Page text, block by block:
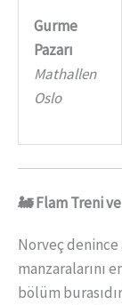
Gurme
Pazarı
Mathallen
Oslo
🚂 Flam Treni
Norveç
manzaralarını
bölüm